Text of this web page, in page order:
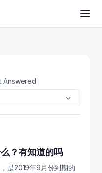
Answered
？有知道的吗
是2019年9月份到期的